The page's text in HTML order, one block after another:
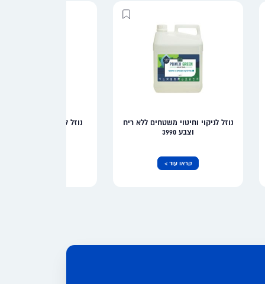
נוזל לניקוי וחיטוי משטחים ללא ריח
וצבע 3990
קראו עוד >
נוזל לניקוי ושטיפת פירות